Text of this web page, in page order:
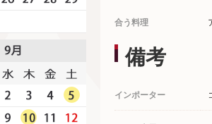
合う料理
備考
インポーター